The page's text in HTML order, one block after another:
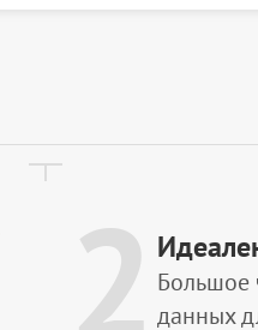
2 Большое
данных